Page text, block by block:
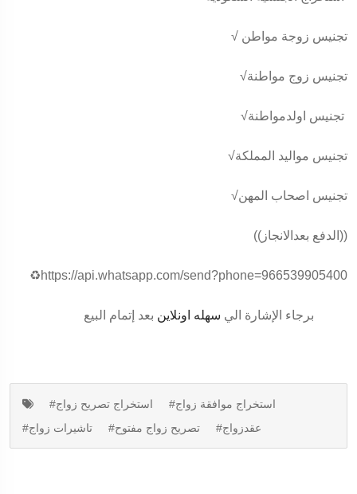
√ تجنيس زوجة مواطن
√تجنيس زوج مواطنة
√تجنيس مواليد المملكة
√تجنيس اصحاب المهن
((الدفع بعدالانجاز))
♻️https://api.whatsapp.com/send?phone=966539905400
برجاء الإشارة الي سهله اونلاين بعد إتمام البيع
#استخراج تصريح زواج
#استخراج موافقة زواج
#تاشيرات زواج
#تصريح زواج مفتوح #عقدزواج